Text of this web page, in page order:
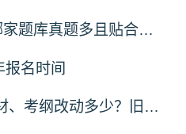
26备考证券从业，哪家题库真题多且贴合考纲？
名时间
2026 证券从业新教材、考纲改动多少？旧课本还能用来预习吗？